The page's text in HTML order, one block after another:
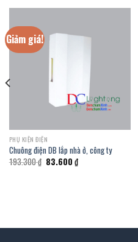
Giảm giá!
PHỤ KIỆN ĐIỆN
Chuông điện DB lắp nhà ở, công ty
193.300₫ Giá
gốc
83.600 ₫Giá
hiện